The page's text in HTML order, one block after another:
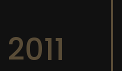
2011